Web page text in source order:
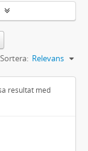
Sortera: Relevans
resultat med